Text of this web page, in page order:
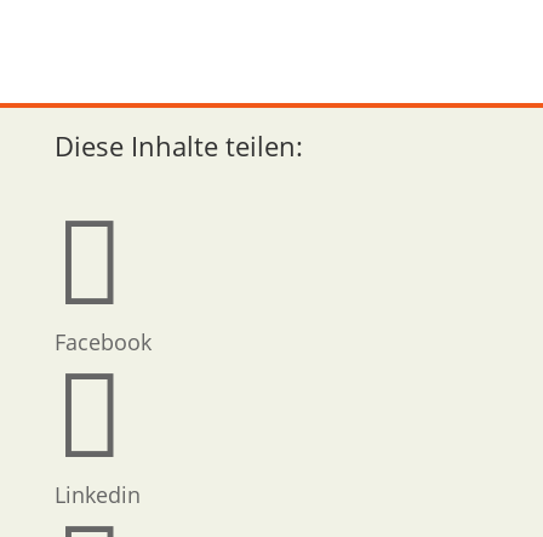
Diese Inhalte teilen:

Facebook

Linkedin